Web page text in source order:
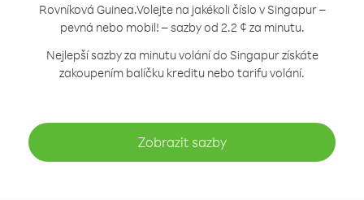
Rovníková Guinea.Volejte na jakékoli číslo v Singapur –
pevná nebo mobil! – sazby od 2.2 ¢ za minutu.
Nejlepší sazby za minutu volání do Singapur získáte
zakoupením balíčku kreditu nebo tarifu volání.
Zobrazit sazby